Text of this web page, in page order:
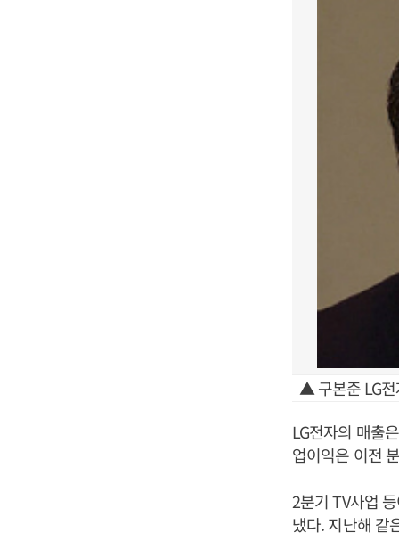
▲ 구본준 LG
LG전자의 매출
업이익은 이전
2분기 TV사업
냈다. 지난해 같